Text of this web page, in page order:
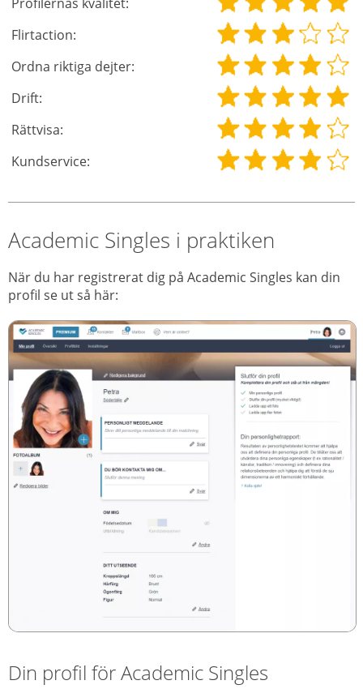
Flirtaction:
Ordna riktiga dejter:
Drift:
Rättvisa:
Kundservice:
Academic Singles i praktiken
När du har registrerat dig på Academic Singles kan din
profil se ut så här:
Din profil för Academic Singles